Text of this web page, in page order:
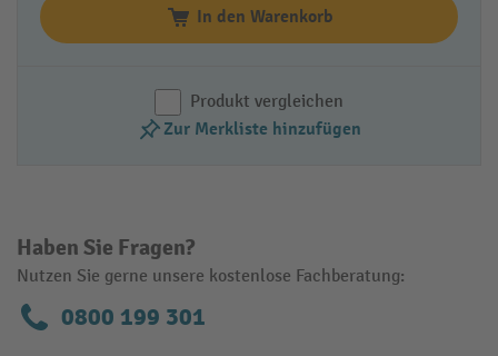
In den Warenkorb
Produkt vergleichen
Zur Merkliste hinzufügen
Haben Sie Fragen?
Nutzen Sie gerne unsere kostenlose Fachberatung:
0800 199 301